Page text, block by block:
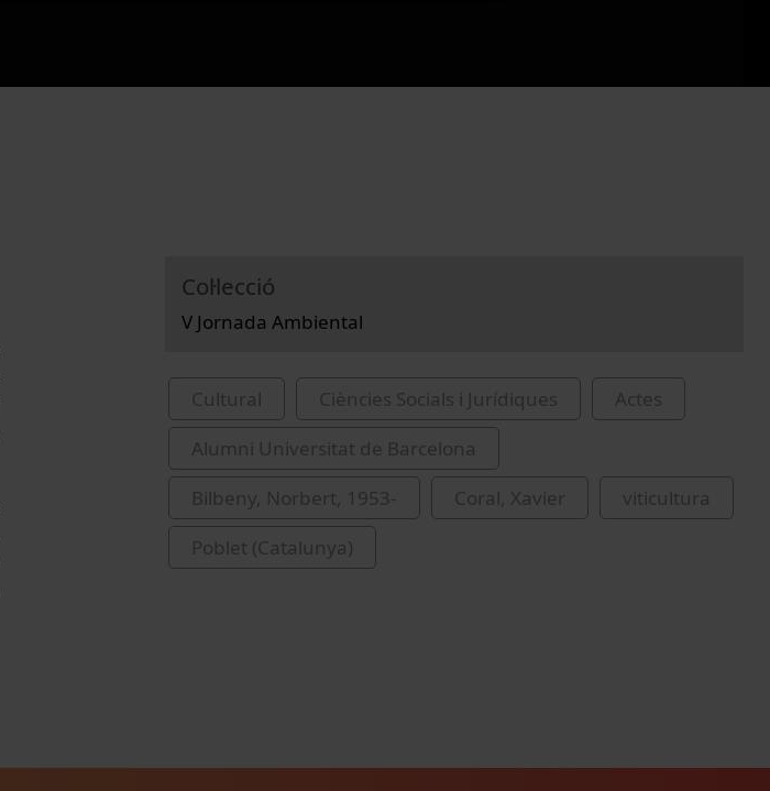
Col·lecció
V Jornada Ambiental
Cultural Ciències Socials i Jurídiques
Actes
Alumni Universitat de Barcelona
Bilbeny, Norbert, 1953-
Coral, Xavier
viticultura
Poblet (Catalunya)